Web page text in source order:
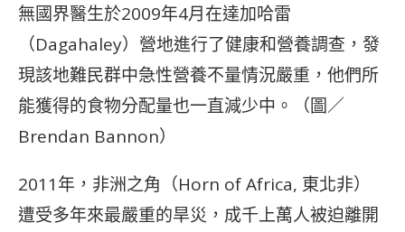
無國界醫生於2009年4月在達加哈雷
（Dagahaley）營地進行了健康和營養調查，發
現該地難民群中急性營養不量情況嚴重，他們所
能獲得的食物分配量也一直減少中。（圖／
Brendan Bannon）
2011年，非洲之角（Horn of Africa, 東北非）
遭受多年來最嚴重的旱災，成千上萬人被迫離開